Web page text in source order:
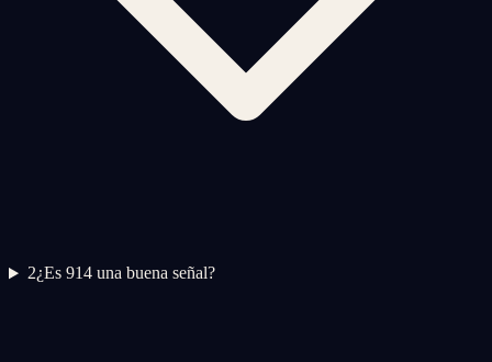
2¿Es 914 una buena señal?